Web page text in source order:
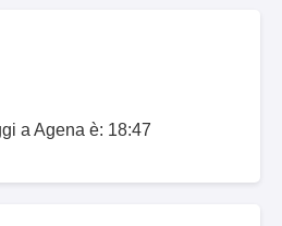
a Agena è: 18:47